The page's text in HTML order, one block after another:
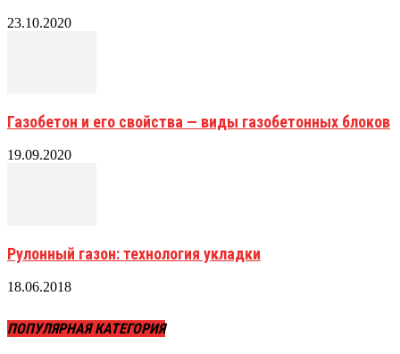
23.10.2020
Газобетон и его свойства — виды газобетонных блоков
19.09.2020
Рулонный газон: технология укладки
18.06.2018
ПОПУЛЯРНАЯ КАТЕГОРИЯ